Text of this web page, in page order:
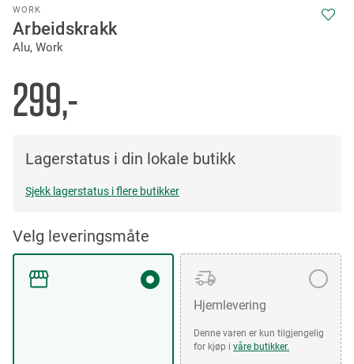
WORK
Arbeidskrakk
Alu, Work
299,-
Lagerstatus i din lokale butikk
Sjekk lagerstatus i flere butikker
Velg leveringsmåte
Hjemlevering
Denne varen er kun tilgjengelig
for kjøp i våre butikker.
to
the
beginning
the
images
gallery